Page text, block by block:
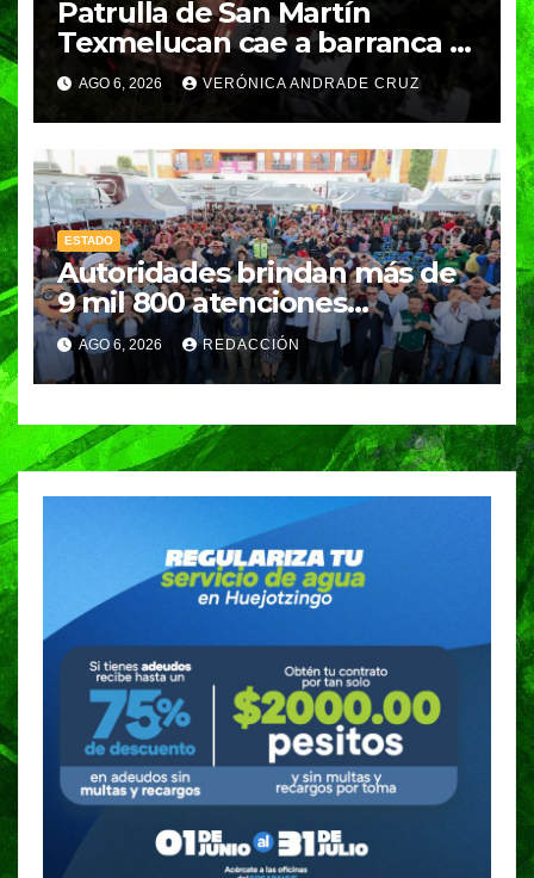
Patrulla de San Martín
Texmelucan cae a barranca y
deja dos policías lesionados
AGO 6, 2026 VERÓNICA ANDRADE CRUZ
ESTADO
Autoridades brindan más de
9 mil 800 atenciones
ciudadanas en Esperanza
AGO 6, 2026 REDACCIÓN